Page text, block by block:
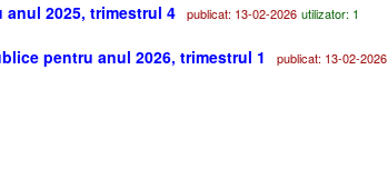
2025, trimestrul 4
publicat: 13-02-2026 utilizator: 1
pentru anul 2026, trimestrul 1
publicat: 13-02-2026